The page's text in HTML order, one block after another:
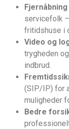
servicefolk
fritidshuse i
Video og
trygheden
indbrud.
(SIP/IP) for
muligheder
Bedre